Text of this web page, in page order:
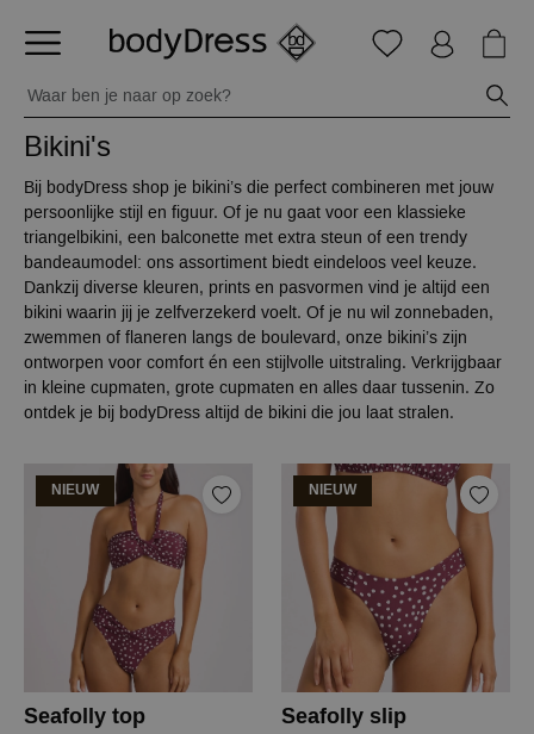
Bikini's
Bij bodyDress shop je bikini’s die perfect combineren met jouw
persoonlijke stijl en figuur. Of je nu gaat voor een klassieke
triangelbikini, een balconette met extra steun of een trendy
bandeaumodel: ons assortiment biedt eindeloos veel keuze.
Dankzij diverse kleuren, prints en pasvormen vind je altijd een
bikini waarin jij je zelfverzekerd voelt. Of je nu wil zonnebaden,
zwemmen of flaneren langs de boulevard, onze bikini’s zijn
ontworpen voor comfort én een stijlvolle uitstraling. Verkrijgbaar
in kleine cupmaten, grote cupmaten en alles daar tussenin. Zo
ontdek je bij bodyDress altijd de bikini die jou laat stralen.
NIEUW
Seafolly top
NIEUW
Seafolly slip